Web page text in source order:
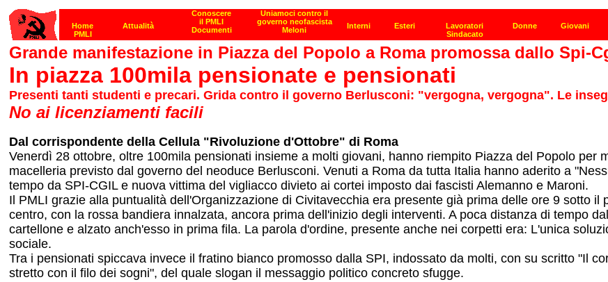
Grande manifestazione in Piazza del Popolo a Roma promossa dallo Spi-
In piazza 100mila pensionate e pensionati
Presenti tanti studenti e precari. Grida contro il governo Berlusconi: "vergogna, vergogna". Le
No ai licenziamenti facili
Dal corrispondente della Cellula "Rivoluzione d'Ottobre" di Roma
Venerdì 28 ottobre, oltre 100mila pensionati insieme a molti giovani, hanno riempito Piazza del Popolo per
macelleria previsto dal governo del neoduce Berlusconi. Venuti a Roma da tutta Italia hanno aderito a
tempo da SPI-CGIL e nuova vittima del vigliacco divieto ai cortei imposto dai fascisti Alemanno e Maroni.
Il PMLI grazie alla puntualità dell'Organizzazione di Civitavecchia era presente già prima delle ore 9 sotto il
centro, con la rossa bandiera innalzata, ancora prima dell'inizio degli interventi. A poca distanza di tempo
cartellone e alzato anch'esso in prima fila. La parola d'ordine, presente anche nei corpetti era: L'unica
sociale.
Tra i pensionati spiccava invece il fratino bianco promosso dalla SPI, indossato da molti, con su scritto "Il
stretto con il filo dei sogni", del quale slogan il messaggio politico concreto sfugge.